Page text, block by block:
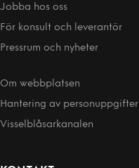
Jobba hos oss
För konsult och leverantör
Pressrum och nyheter
Om webbplatsen
Hantering av person­uppgifter
Visselblåsarkanalen